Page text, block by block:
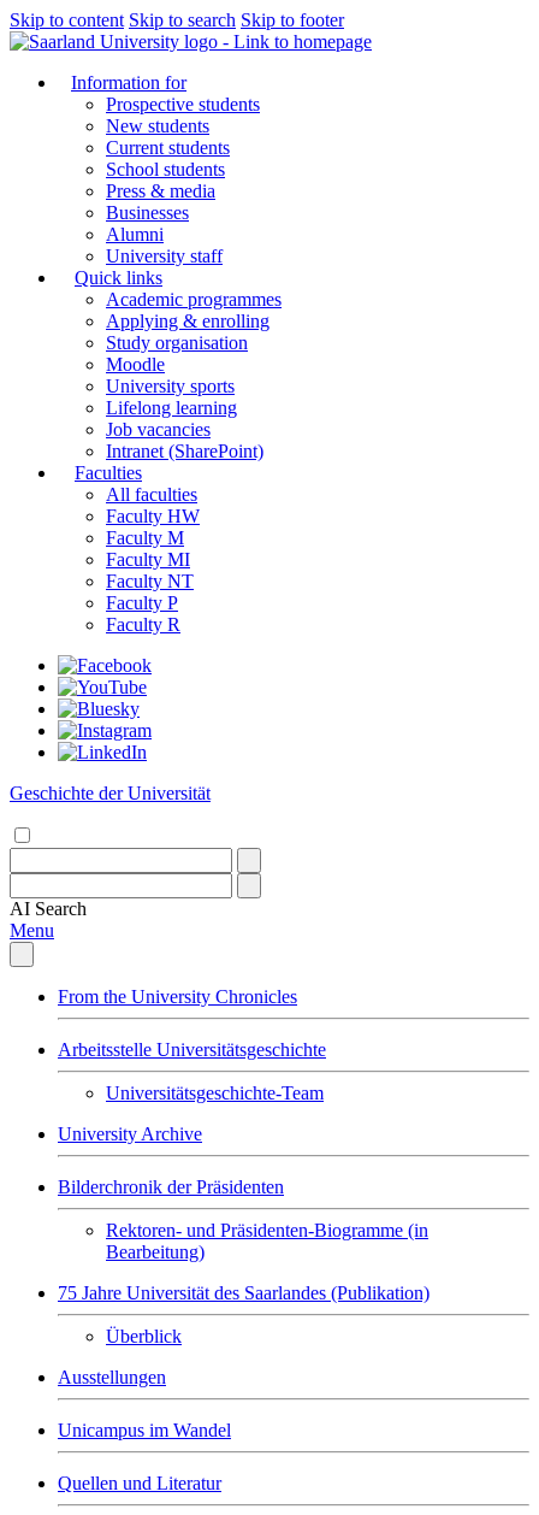
Skip to content Skip to search Skip to footer
Information for
Prospective students
New students
Current students
School students
Press & media
Businesses
Alumni
University staff
Quick links
Academic programmes
Applying & enrolling
Study organisation
Moodle
University sports
Lifelong learning
Job vacancies
Intranet (SharePoint)
Faculties
All faculties
Faculty HW
Faculty M
Faculty MI
Faculty NT
Faculty P
Faculty R
Geschichte der Universität
AI Search
Menu
From the University Chronicles
Arbeitsstelle Universitätsgeschichte
Universitätsgeschichte-Team
University Archive
Bilderchronik der Präsidenten
Rektoren- und Präsidenten-Biogramme (in
Bearbeitung)
75 Jahre Universität des Saarlandes (Publikation)
Überblick
Ausstellungen
Unicampus im Wandel
Quellen und Literatur